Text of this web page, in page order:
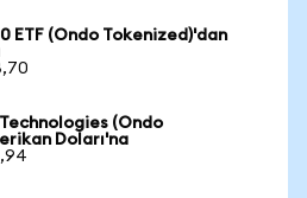
ETF (Ondo Tokenized)'dan
(Ondo
Doları'na